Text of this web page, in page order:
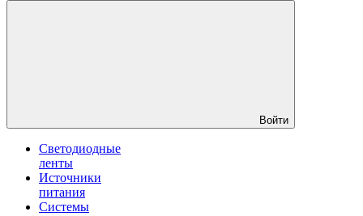
Войти
Светодиодные
ленты
Источники
питания
Системы